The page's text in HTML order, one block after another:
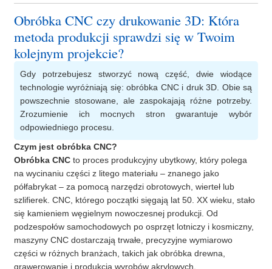
Obróbka CNC czy drukowanie 3D: Która
metoda produkcji sprawdzi się w Twoim
kolejnym projekcie?
Gdy potrzebujesz stworzyć nową część, dwie wiodące
technologie wyróżniają się: obróbka CNC i druk 3D. Obie są
powszechnie stosowane, ale zaspokajają różne potrzeby.
Zrozumienie ich mocnych stron gwarantuje wybór
odpowiedniego procesu.
Czym jest obróbka CNC?
Obróbka CNCto proces produkcyjny ubytkowy, który polega
na wycinaniu części z litego materiału – znanego jako
półfabrykat – za pomocą narzędzi obrotowych, wierteł lub
szlifierek. CNC, którego początki sięgają lat 50. XX wieku, stało
się kamieniem węgielnym nowoczesnej produkcji. Od
podzespołów samochodowych po osprzęt lotniczy i kosmiczny,
maszyny CNC dostarczają trwałe, precyzyjne wymiarowo
części w różnych branżach, takich jak obróbka drewna,
grawerowanie i produkcja wyrobów akrylowych.